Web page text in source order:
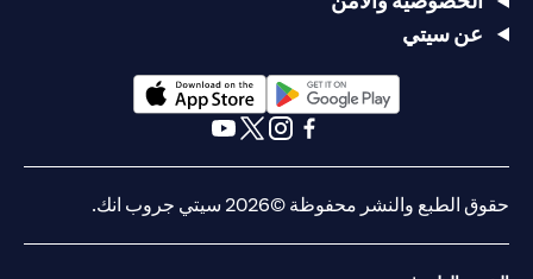
عن سيتي
opens in a new tab
opens in a new tab
حقوق الطبع والنشر محفوظة ©2026 سيتي جروب انك.